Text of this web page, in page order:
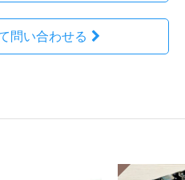
問い合わせる